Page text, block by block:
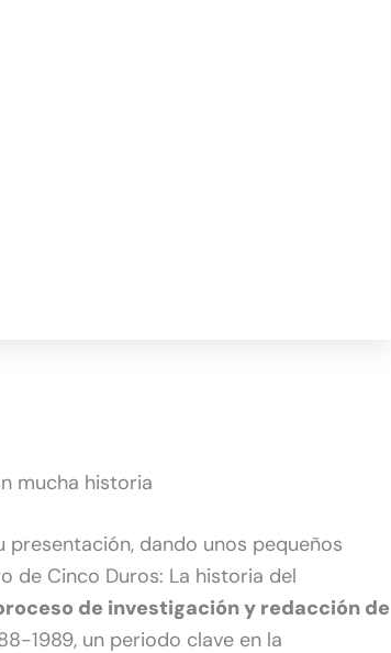
mucha historia
dando unos pequeños
de Cinco Duros: La historia del
de investigación y redacción de
1989, un periodo clave en la